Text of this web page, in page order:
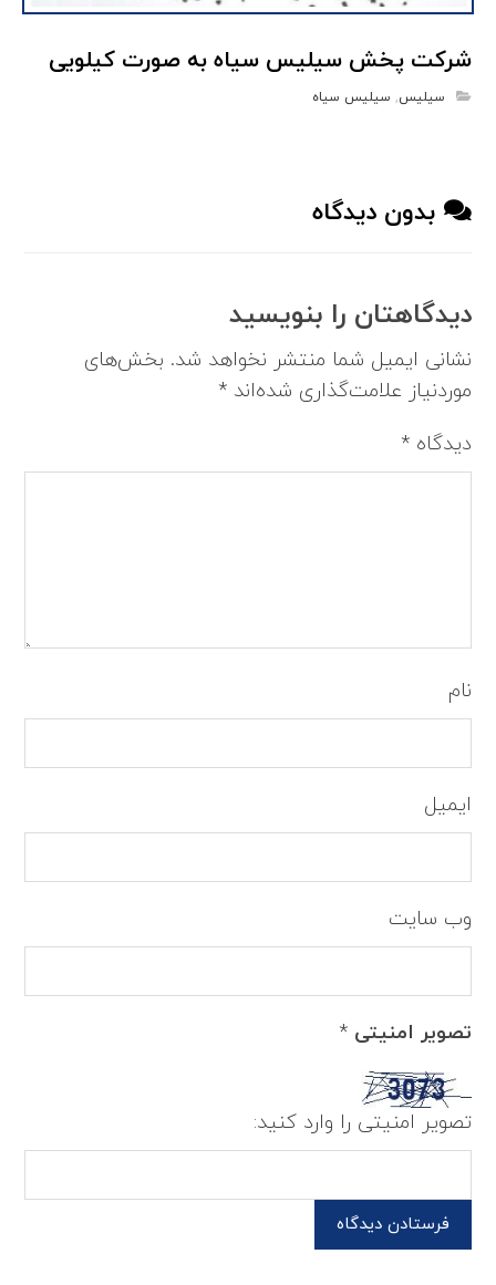
شرکت پخش سیلیس سیاه به صورت کیلویی
سیلیس, سیلیس سیاه
بدون دیدگاه
دیدگاهتان را بنویسید
نشانی ایمیل شما منتشر نخواهد شد. بخش‌های
موردنیاز علامت‌گذاری شده‌اند*
دیدگاه*
نام
ایمیل
وب‌ سایت
تصویر امنیتی*
تصویر امنیتی را وارد کنید:
فرستادن دیدگاه